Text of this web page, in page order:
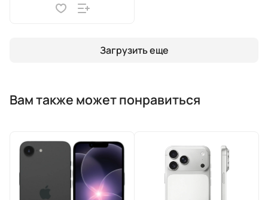
Загрузить еще
Вам также может понравиться